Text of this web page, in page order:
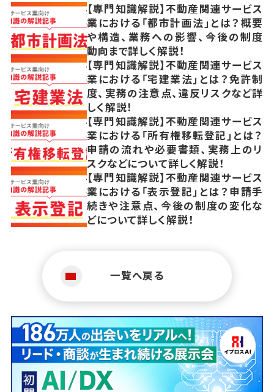
【専門知識解説】不動産関連サービス
業における「都市計画法」とは？概要
や構造、業務への影響、今後の制度
動向まで詳しく解説！
【専門知識解説】不動産関連サービス
業における「宅建業法」とは？免許制
度、実務の注意点、違反リスクなど詳
しく解説！
【専門知識解説】不動産関連サービス
業における「所有権移転登記」とは？
申請の流れや必要書類、実務上のリ
スクなどについて詳しく解説！
【専門知識解説】不動産関連サービス
業における「表示登記」とは？申請手
続きや注意点、今後の制度の変化な
どについて詳しく解説！
一覧へ戻る